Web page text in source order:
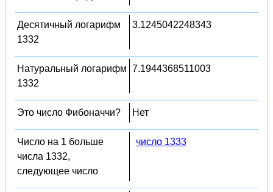
Десятичный логарифм
1332
3.1245042248343
Натуральный логарифм
1332
7.1944368511003
Это число Фибоначчи? Нет
Число на 1 больше
числа 1332,
следующее число
число 1333